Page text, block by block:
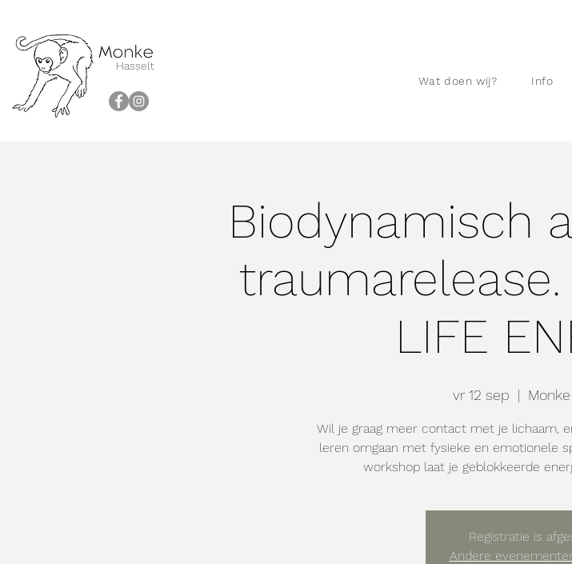
Hasselt
Wat doen wij?
Info
Biodynamisch
traumarelease.
LIFE
vr 12 sep
  |
Wil je graag meer contact met je lichaam,
leren omgaan met fysieke en emotionele
workshop laat je geblokkeerde
Registratie is
Andere